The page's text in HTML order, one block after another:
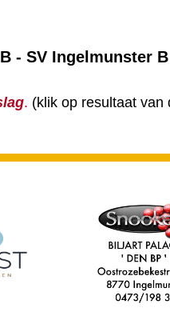
- SV Ingelmunster B
. (klik op resultaat van